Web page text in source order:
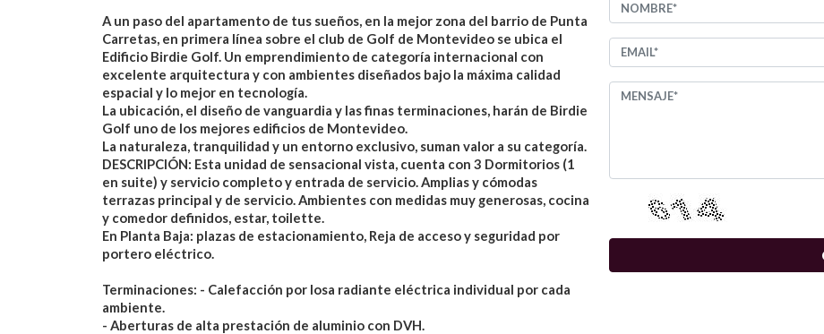
A un paso del apartamento de tus sueños, en la mejor zona del barrio de Punta
Carretas, en primera línea sobre el club de Golf de Montevideo se ubica el
Edificio Birdie Golf. Un emprendimiento de categoría internacional con
excelente arquitectura y con ambientes diseñados bajo la máxima calidad
espacial y lo mejor en tecnología.
La ubicación, el diseño de vanguardia y las finas terminaciones, harán de Birdie
Golf uno de los mejores edificios de Montevideo.
La naturaleza, tranquilidad y un entorno exclusivo, suman valor a su categoría.
DESCRIPCIÓN: Esta unidad de sensacional vista, cuenta con 3 Dormitorios (1
en suite) y servicio completo y entrada de servicio. Amplias y cómodas
terrazas principal y de servicio. Ambientes con medidas muy generosas, cocina
y comedor definidos, estar, toilette.
En Planta Baja: plazas de estacionamiento, Reja de acceso y seguridad por
portero eléctrico.
Terminaciones: - Calefacción por losa radiante eléctrica individual por cada
ambiente.
- Aberturas de alta prestación de aluminio con DVH.